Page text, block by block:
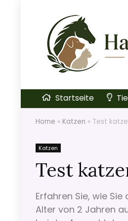
Startseite
Home » Katzen » Test
Katzen
Test
Erfahren Sie, wie
Alter von 2 Jahren